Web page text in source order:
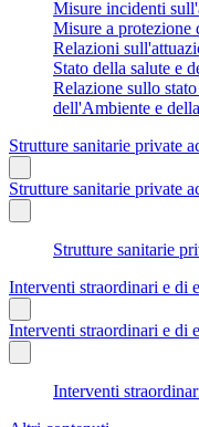
Misure incidenti
Misure a protezione
Relazioni
Stato della salute e
Relazione sullo
dell'Ambiente e
Strutture sanitarie private
Strutture sanitarie private
Strutture sanitarie
Interventi straordinari e di
Interventi straordinari e di
Interventi